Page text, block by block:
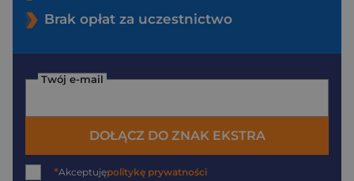
Brak opłat za uczestnictwo
Twój e-mail
DOŁĄCZ DO ZNAK EKSTRA
*Akceptujępolitykę prywatności